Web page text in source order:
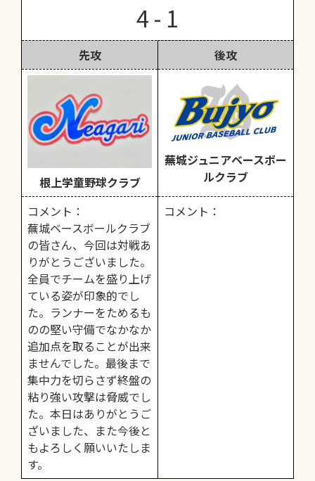
4 - 1
先攻 後攻
根上学童野球クラブ
蕪城ジュニアベースボー
ルクラブ
コメント：
蕪城ベースボールクラブ
の皆さん、今回は対戦あ
りがとうございました。
全員でチームを盛り上げ
ている姿が印象的でし
た。ランナーをためるも
のの堅い守備でなかなか
追加点を取ることが出来
ませんでした。最後まで
集中力を切らさず終盤の
粘り強い攻撃は脅威でし
た。本日はありがとうご
ざいました、また今後と
もよろしく願いいたしま
す。
コメント：